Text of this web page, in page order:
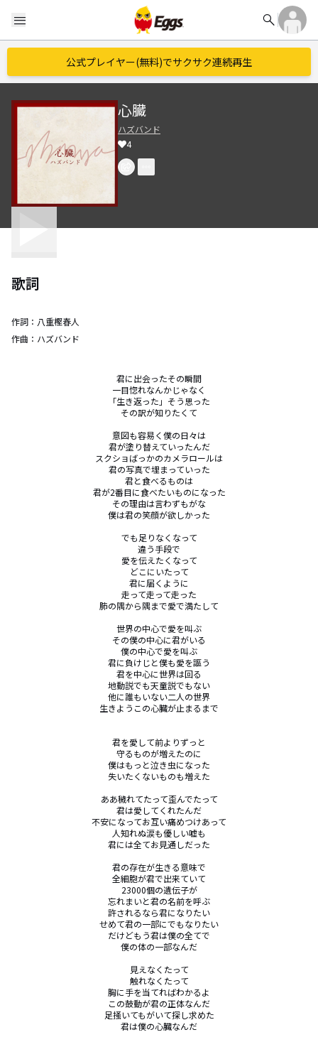
menu search
公式プレイヤー(無料)でサクサク連続再生
心臓
ハズバンド
4
歌詞
作詞： 八重樫春人
作曲： ハズバンド
君に出会ったその瞬間
一目惚れなんかじゃなく
「生き返った」そう思った
その訳が知りたくて
意図も容易く僕の日々は
君が塗り替えていったんだ
スクショばっかのカメラロールは
君の写真で埋まっていった
君と食べるものは
君が2番目に食べたいものになった
その理由は言わずもがな
僕は君の笑顔が欲しかった
でも足りなくなって
違う手段で
愛を伝えたくなって
どこにいたって
君に届くように
走って走って走った
肺の隅から隅まで愛で満たして
世界の中心で愛を叫ぶ
その僕の中心に君がいる
僕の中心で愛を叫ぶ
君に負けじと僕も愛を謳う
君を中心に世界は回る
地動説でも天童説でもない
他に誰もいない二人の世界
生きようこの心臓が止まるまで
君を愛して前よりずっと
守るものが増えたのに
僕はもっと泣き虫になった
失いたくないものも増えた
ああ穢れてたって歪んでたって
君は愛してくれたんだ
不安になってお互い痛めつけあって
人知れぬ涙も優しい嘘も
君には全てお見通しだった
君の存在が生きる意味で
全細胞が君で出来ていて
23000個の遺伝子が
忘れまいと君の名前を呼ぶ
許されるなら君になりたい
せめて君の一部にでもなりたい
だけどもう君は僕の全てで
僕の体の一部なんだ
見えなくたって
触れなくたって
胸に手を当てればわかるよ
この鼓動が君の正体なんだ
足掻いてもがいて探し求めた
君は僕の心臓なんだ